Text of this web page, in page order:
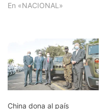
En «NACIONAL»
China dona al país